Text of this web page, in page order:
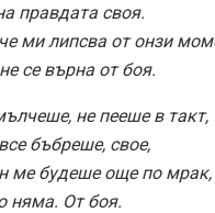
правдата своя.
ми липсва от онзи
се върна от боя.
не пееше в такт,
бъбреше, свое,
ме будеше още по мрак,
няма. От боя.